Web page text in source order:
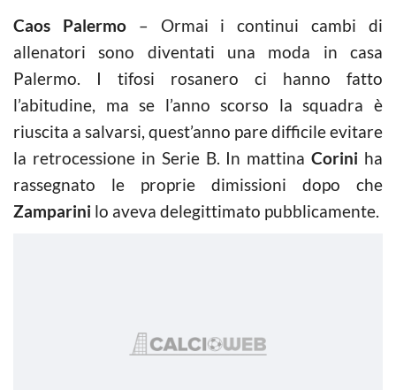
Caos Palermo– Ormai i continui cambi di
allenatori sono diventati una moda in casa
Palermo. I tifosi rosanero ci hanno fatto
l’abitudine, ma se l’anno scorso la squadra è
riuscita a salvarsi, quest’anno pare difficile evitare
la retrocessione in Serie B. In mattinaCorini ha
rassegnato le proprie dimissioni dopo che
Zamparini lo aveva delegittimato pubblicamente.